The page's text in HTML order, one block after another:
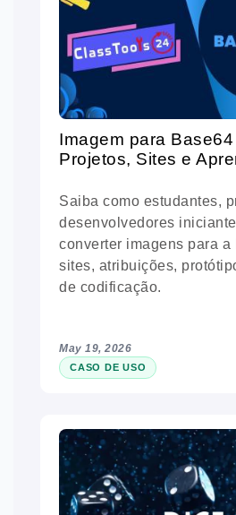
Imagem para
Projetos, Sites e
Saiba como estudantes,
desenvolvedores
converter imagens para a
sites, atribuições,
de codificação.
May 19, 2026
CASO DE USO